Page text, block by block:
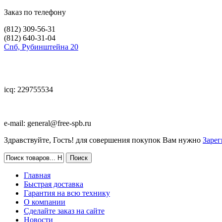
Заказ по телефону
(812) 309-56-31
(812) 640-31-04
Спб, Рубинштейна 20
icq: 229755534
e-mail: general@free-spb.ru
Здравствуйте, Гость! для совершения покупок Вам нужно
Главная
Быстрая доставка
Гарантия на всю технику
О компании
Сделайте заказ на сайте
Новости